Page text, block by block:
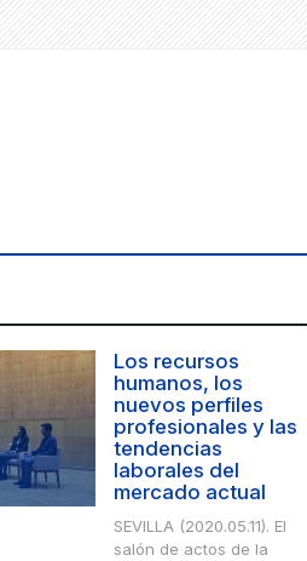
Los recursos
humanos, los
nuevos perfiles
profesionales y las
tendencias
laborales del
mercado actual
SEVILLA (2020.05.11). El
salón de actos de la